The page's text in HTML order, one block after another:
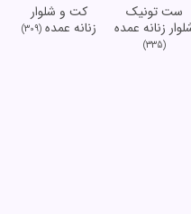
ست تونیک
زنانه عمده
(335)
کت و شلوار
زنانه عمده(309)